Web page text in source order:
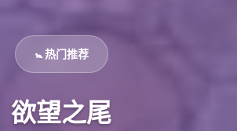
🚼 热门推荐
欲望之尾